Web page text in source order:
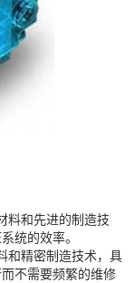
料和先进的制造技
统的效率。
和精密制造技术，具
不需要频繁的维修